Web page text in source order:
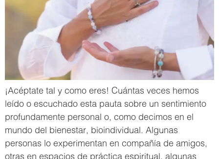
¡Acéptate tal y como eres! Cuántas veces hemos
leído o escuchado esta pauta sobre un sentimiento
profundamente personal o, como decimos en el
mundo del bienestar, bioindividual. Algunas
personas lo experimentan en compañía de amigos,
otras en espacios de práctica espiritual, algunas